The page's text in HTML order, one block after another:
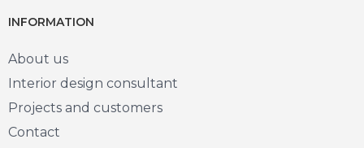
INFORMATION
About us
Interior design consultant
Projects and customers
Contact